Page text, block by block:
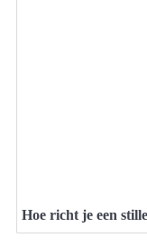
Hoe richt je een